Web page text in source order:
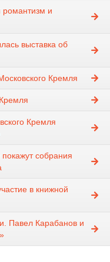
романтизм и
выставка об
Кремля
Кремля
собрания
в книжной
Павел Карабанов и